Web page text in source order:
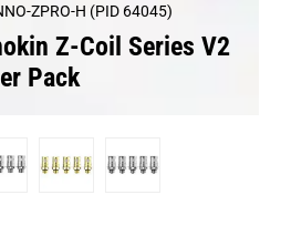
ZPRO-H (PID 64045)
Z-Coil Series V2
Pack